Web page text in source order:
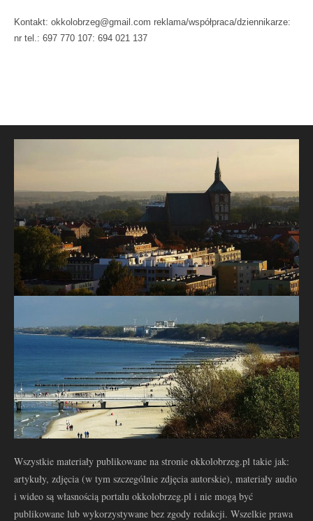
Kontakt: okkolobrzeg@gmail.com reklama/współpraca/dziennikarze:
nr tel.: 697 770 107: 694 021 137
Wszystkie materiały publikowane na stronie okkolobrzeg.pl takie jak:
artykuły, zdjęcia (w tym szczególnie zdjęcia autorskie), materiały audio
i wideo są własnością portalu okkolobrzeg.pl i nie mogą być
publikowane lub wykorzystywane bez zgody redakcji. Wszelkie prawa